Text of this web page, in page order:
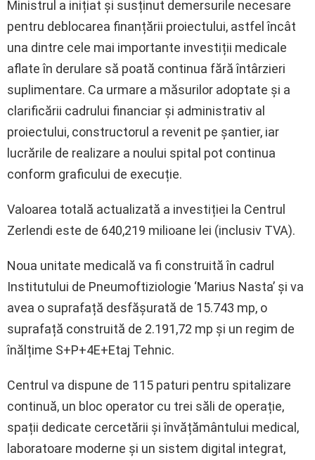
Ministrul a inițiat și susținut demersurile necesare
pentru deblocarea finanțării proiectului, astfel încât
una dintre cele mai importante investiții medicale
aflate în derulare să poată continua fără întârzieri
suplimentare. Ca urmare a măsurilor adoptate și a
clarificării cadrului financiar și administrativ al
proiectului, constructorul a revenit pe șantier, iar
lucrările de realizare a noului spital pot continua
conform graficului de execuție.
Valoarea totală actualizată a investiției la Centrul
Zerlendi este de 640,219 milioane lei (inclusiv TVA).
Noua unitate medicală va fi construită în cadrul
Institutului de Pneumoftiziologie ‘Marius Nasta’ și va
avea o suprafață desfășurată de 15.743 mp, o
suprafață construită de 2.191,72 mp și un regim de
înălțime S+P+4E+Etaj Tehnic.
Centrul va dispune de 115 paturi pentru spitalizare
continuă, un bloc operator cu trei săli de operație,
spații dedicate cercetării și învățământului medical,
laboratoare moderne și un sistem digital integrat,